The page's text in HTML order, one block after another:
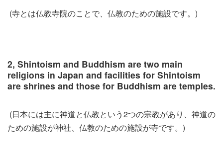
(寺とは仏教寺院のことで、仏教のための施設です。)
2, Shintoism and Buddhism are two main
religions in Japan and facilities for Shintoism
are shrines and those for Buddhism are temples.
(日本には主に神道と仏教という2つの宗教があり、 神道の
ための施設が神社、仏教のための施設が寺です。)